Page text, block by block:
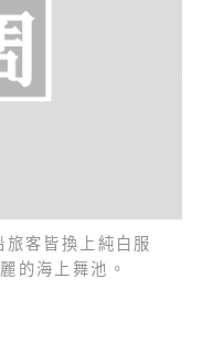
客皆換上純白服
的海上舞池。